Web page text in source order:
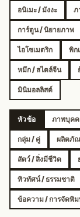
อนิเมะ / มังงะ ภ
การ์ตูน / นิยายภาพ
ไอโซเมตริก พิก
หมึก / สไตล์จีน
มินิมอลลิสต์
หัวข้อ ภาพบุคค
กลุ่ม / คู่ ผลิตภั
สัตว์ / สิ่งมีชีวิต
ทิวทัศน์ / ธรรมชาติ
ข้อความ / การจัดพิ